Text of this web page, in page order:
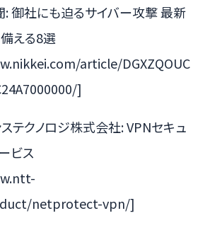
御社にも迫るサイバー攻撃 最新
える8選
article/DGXZQOUC
]
テクノロジ株式会社: VPNセキュ
ビス
netprotect-vpn/]